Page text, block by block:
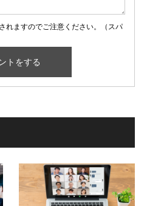
れますのでご注意ください。（スパ